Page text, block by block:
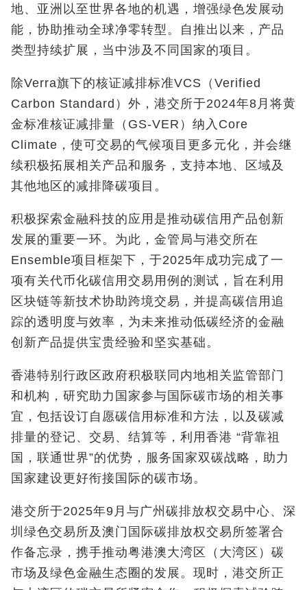
地、亚洲以至世界各地的机遇，增强绿色发展动
能，协助推动全球净零转型。自推出以来，产品
类型持续扩展，当中涉及不同国家的项目。
除Verra旗下的核证减排标准VCS（Verified
Carbon Standard）外，港交所于2024年8月将黄
金标准核证减排量（GS-VER）纳入Core
Climate，使可交易的气候项目更多元化，并会继
续积极拓展相关产品和服务，支持本地、区域及
其他地区的减排降碳项目。
积极探索金融科技的应用是推动碳信用产品创新
发展的重要一环。为此，金管局与港交所在
Ensemble项目框架下，于2025年成功完成了一
项有关代币化碳信用交易用例的测试，旨在利用
区块链等新技术协助跨境交易，并提高碳信用追
踪的透明度与效率，为未来推动低碳经济的金融
创新产品提供宝贵经验和坚实基础。
香港特别行政区政府积极联同内地相关监管部门
和机构，研究助力国家参与国际碳市场的相关事
宜，包括设订自愿碳信用标准和方法，以及碳减
排量的登记、交易、结算等，利用香港 “背靠祖
国，联通世界”的优势，服务国家双碳战略，助力
国家建设更好衔接国际的碳市场。
港交所于2025年9月与广州碳排放权交易中心、深
圳绿色交易所及澳门国际碳排放权交易所签署合
作备忘录，携手推动粤港澳大湾区（大湾区）碳
市场及绿色金融生态圈的发展。现时，港交所正